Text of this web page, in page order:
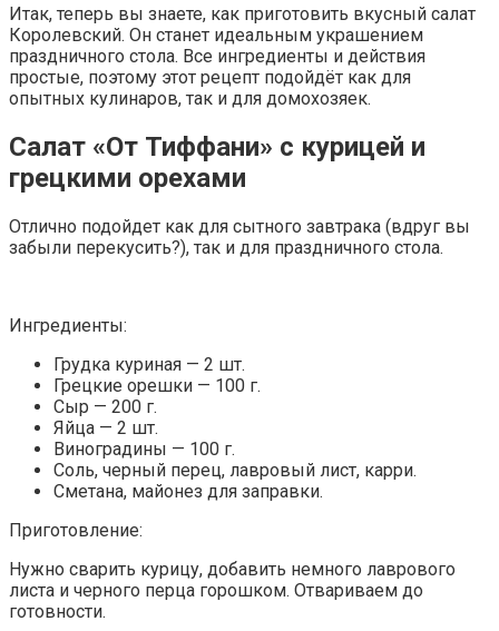
Итак, теперь вы знаете, как приготовить вкусный салат
Королевский. Он станет идеальным украшением
праздничного стола. Все ингредиенты и действия
простые, поэтому этот рецепт подойдёт как для
опытных кулинаров, так и для домохозяек.
Салат «От Тиффани» с курицей и
грецкими орехами
Отлично подойдет как для сытного завтрака (вдруг вы
забыли перекусить?), так и для праздничного стола.
Ингредиенты:
Грудка куриная — 2 шт.
Грецкие орешки — 100 г.
Сыр — 200 г.
Яйца — 2 шт.
Виноградины — 100 г.
Соль, черный перец, лавровый лист, карри.
Сметана, майонез для заправки.
Приготовление:
Нужно сварить курицу, добавить немного лаврового
листа и черного перца горошком. Отвариваем до
готовности.